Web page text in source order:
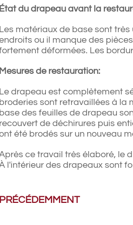
État du drapeau avant la
Les matériaux de base sont
ou il manque des
déformées. Les
Mesures de restauration:
Le drapeau est complètement
broderies sont retravaillées à la
base des feuilles de drapeau
recouvert de déchirures puis
été brodés sur un nouveau
ce travail très élaboré, le
l'intérieur des drapeaux sont
PRÉCÉDEMMENT